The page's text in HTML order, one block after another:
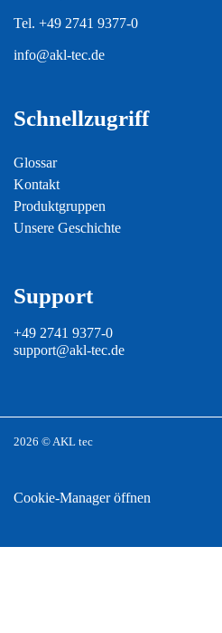
Tel. +49 2741 9377-0
info@akl-tec.de
Schnellzugriff
Glossar
Kontakt
Produktgruppen
Unsere Geschichte
Support
+49 2741 9377-0
support@akl-tec.de
2026 © AKL tec
Cookie-Manager öffnen